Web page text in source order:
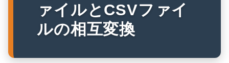
ァイルとCSVファイ
ルの相互変換